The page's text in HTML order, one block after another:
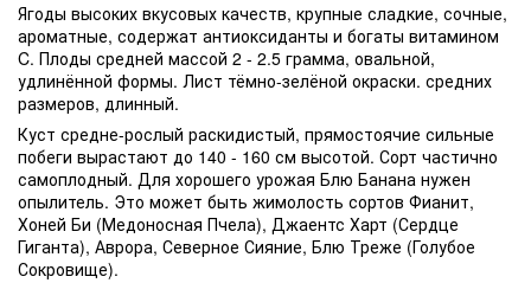
Ягоды высоких вкусовых качеств, крупные сладкие, сочные,
ароматные, содержат антиоксиданты и богаты витамином
C. Плоды средней массой 2 - 2.5 грамма, овальной,
удлинённой формы. Лист тёмно-зелёной окраски. средних
размеров, длинный.
Куст средне-рослый раскидистый, прямостоячие сильные
побеги вырастают до 140 - 160 см высотой. Сорт частично
самоплодный. Для хорошего урожая Блю Банана нужен
опылитель. Это может быть жимолость сортов Фианит,
Хоней Би (Медоносная Пчела), Джаентс Харт (Сердце
Гиганта), Аврора, Северное Сияние, Блю Треже (Голубое
Сокровище).